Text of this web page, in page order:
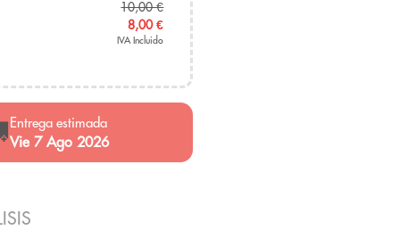
10,00€
8,00€
IVA Incluido
Entrega estimada
Vie 7 Ago 2026